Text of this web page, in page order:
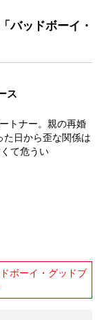
バッドボーイ・
ス
トナー。親の再婚
た日から歪な関係は
て危うい
ボーイ・グッドブ